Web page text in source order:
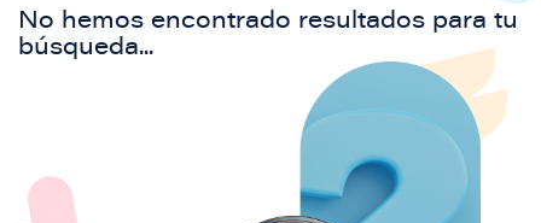
No hemos encontrado resultados para tu
búsqueda...